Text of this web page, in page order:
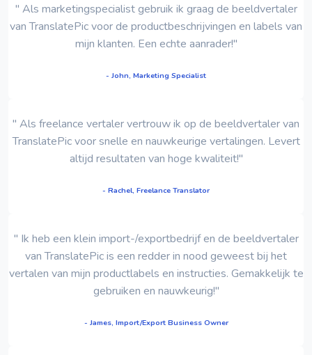
" Als marketingspecialist gebruik ik graag de beeldvertaler
van TranslatePic voor de productbeschrijvingen en labels van
mijn klanten. Een echte aanrader!"
- John, Marketing Specialist
" Als freelance vertaler vertrouw ik op de beeldvertaler van
TranslatePic voor snelle en nauwkeurige vertalingen. Levert
altijd resultaten van hoge kwaliteit!"
- Rachel, Freelance Translator
" Ik heb een klein import-/exportbedrijf en de beeldvertaler
van TranslatePic is een redder in nood geweest bij het
vertalen van mijn productlabels en instructies. Gemakkelijk te
gebruiken en nauwkeurig!"
- James, Import/Export Business Owner